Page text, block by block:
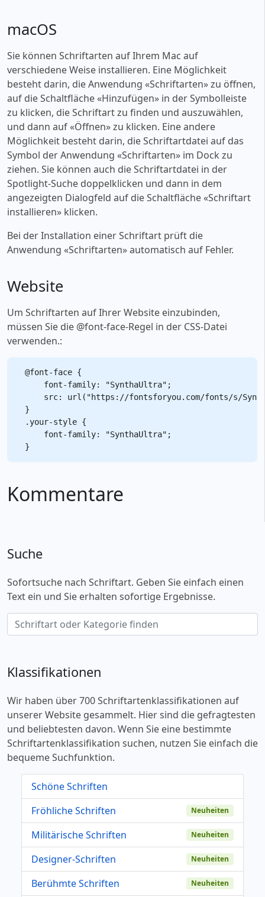
macOS
Sie können Schriftarten auf Ihrem Mac auf
verschiedene Weise installieren. Eine Möglichkeit
besteht darin, die Anwendung «‎Schriftarten» zu öffnen,
auf die Schaltfläche «‎Hinzufügen» in der Symbolleiste
zu klicken, die Schriftart zu finden und auszuwählen,
und dann auf «‎Öffnen» zu klicken. Eine andere
Möglichkeit besteht darin, die Schriftartdatei auf das
Symbol der Anwendung «‎Schriftarten» im Dock zu
ziehen. Sie können auch die Schriftartdatei in der
Spotlight-Suche doppelklicken und dann in dem
angezeigten Dialogfeld auf die Schaltfläche «‎Schriftart
installieren» klicken.
Bei der Installation einer Schriftart prüft die
Anwendung «‎Schriftarten» automatisch auf Fehler.
Website
Um Schriftarten auf Ihrer Website einzubinden,
müssen Sie die @font-face-Regel in der CSS-Datei
verwenden.:
@font-face {
    font-family: "SynthaUltra";
src: url("https://fontsforyou.com/fonts/s/
}
.your-style {
    font-family: "SynthaUltra";
Kommentare
Suche
Sofortsuche nach Schriftart. Geben Sie einfach einen
Text ein und Sie erhalten sofortige Ergebnisse.
Klassifikationen
Wir haben über 700 Schriftartenklassifikationen auf
unserer Website gesammelt. Hier sind die gefragtesten
und beliebtesten davon. Wenn Sie eine bestimmte
Schriftartenklassifikation suchen, nutzen Sie einfach die
bequeme Suchfunktion.
Schöne Schriften
Fröhliche Schriften
Neuheiten
Militärische Schriften Neuheiten
Designer-Schriften Neuheiten
Berühmte Schriften Neuheiten